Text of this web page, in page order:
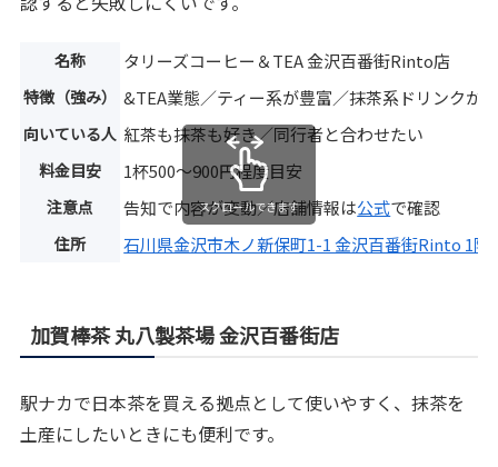
名称 タリーズコーヒー＆TEA 金沢百番街Rinto店
特徴（強み） &TEA業態／ティー系が豊富／抹茶系ドリンクが
向いている人 紅茶も抹茶も好き／同行者と合わせたい
料金目安 1杯500〜900円程度目安
注意点 告知で内容が変動／店舗情報は公式で確認
住所 石川県金沢市木ノ新保町1-1 金沢百番街Rinto 1階
スクロールできます
加賀棒茶 丸八製茶場 金沢百番街店
駅ナカで日本茶を買える拠点として使いやすく、抹茶を
土産にしたいときにも便利です。